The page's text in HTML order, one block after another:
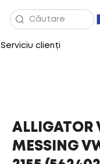
Serviciu clienți
ALLIGATOR
MESSING